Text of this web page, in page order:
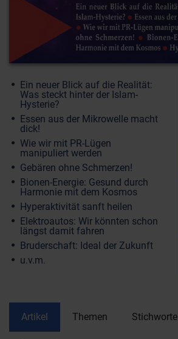
Ein neuer Blick auf die Realität:
Was steckt hinter der Islam-
Hysterie?
Essen aus der Mikrowelle macht
dick!
Wie wir mit PR-Lügen
manipuliert werden
Gebären ohne Schmerzen!
Bionen-Energie: Gesund durch
Harmonie mit dem Kosmos
Hyperaktivität sanft heilen
Elektroautos: Wir könnten schon
längst damit fahren
Bruderschaft: Ideal der Zukunft
u.v.m.
Artikel Themen Stichworte